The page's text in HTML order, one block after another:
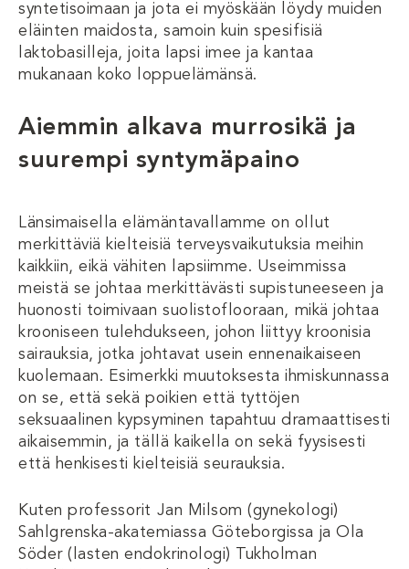
syntetisoimaan ja jota ei myöskään löydy muiden
eläinten maidosta, samoin kuin spesifisiä
laktobasilleja, joita lapsi imee ja kantaa
mukanaan koko loppuelämänsä.
Aiemmin alkava murrosikä ja
suurempi syntymäpaino
Länsimaisella elämäntavallamme on ollut
merkittäviä kielteisiä terveysvaikutuksia meihin
kaikkiin, eikä vähiten lapsiimme. Useimmissa
meistä se johtaa merkittävästi supistuneeseen ja
huonosti toimivaan suolistoflooraan, mikä johtaa
krooniseen tulehdukseen, johon liittyy kroonisia
sairauksia, jotka johtavat usein ennenaikaiseen
kuolemaan. Esimerkki muutoksesta ihmiskunnassa
on se, että sekä poikien että tyttöjen
seksuaalinen kypsyminen tapahtuu dramaattisesti
aikaisemmin, ja tällä kaikella on sekä fyysisesti
että henkisesti kielteisiä seurauksia.
Kuten professorit Jan Milsom (gynekologi)
Sahlgrenska-akatemiassa Göteborgissa ja Ola
Söder (lasten endokrinologi) Tukholman